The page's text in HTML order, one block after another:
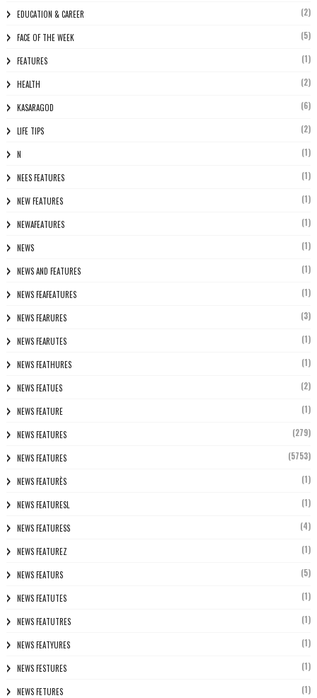
EDUCATION & CAREER (2)
FACE OF THE WEEK (5)
FEATURES (1)
HEALTH (2)
KASARAGOD (6)
LIFE TIPS (2)
N (1)
NEES FEATURES (1)
NEW FEATURES (1)
NEWAFEATURES (1)
NEWS (1)
NEWS AND FEATURES (1)
NEWS FEAFEATURES (1)
NEWS FEARURES (3)
NEWS FEARUTES (1)
NEWS FEATHURES (1)
NEWS FEATUES (2)
NEWS FEATURE (1)
NEWS FEATURES (279)
NEWS FEATURES (5753)
NEWS FEATURÈS (1)
NEWS FEATURESL (1)
NEWS FEATURESS (4)
NEWS FEATUREZ (1)
NEWS FEATURS (5)
NEWS FEATUTES (1)
NEWS FEATUTRES (1)
NEWS FEATYURES (1)
NEWS FESTURES (1)
NEWS FETURES (1)